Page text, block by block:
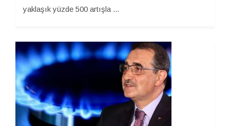
yaklaşık yüzde 500 artışla ...